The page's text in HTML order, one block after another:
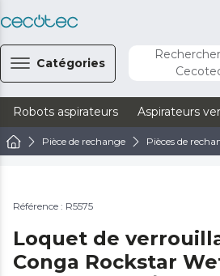
Catégories
Robots aspirateurs Aspirateurs
Pièce de rechange Pièces de
Référence : R5575
Loquet de
Conga Rockstar